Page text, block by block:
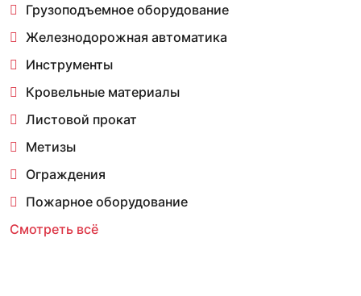
Грузоподъемное оборудование
Железнодорожная автоматика
Инструменты
Кровельные материалы
Листовой прокат
Метизы
Ограждения
Пожарное оборудование
Смотреть всё